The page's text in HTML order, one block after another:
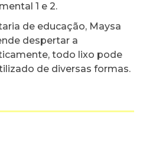
1 e 2.
de educação, Maysa
despertar a
todo lixo pode
de diversas formas.